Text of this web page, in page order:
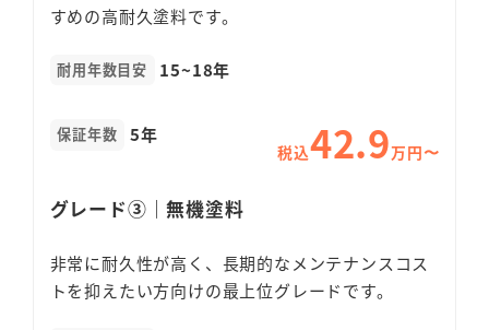
すめの高耐久塗料です。
耐用年数目安 15~18年
保証年数 5年
税込42.9万円〜
グレード③｜無機塗料
非常に耐久性が高く、長期的なメンテナンスコス
トを抑えたい方向けの最上位グレードです。